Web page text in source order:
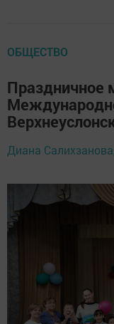
ОБЩЕСТВО
Праздничное
Диана